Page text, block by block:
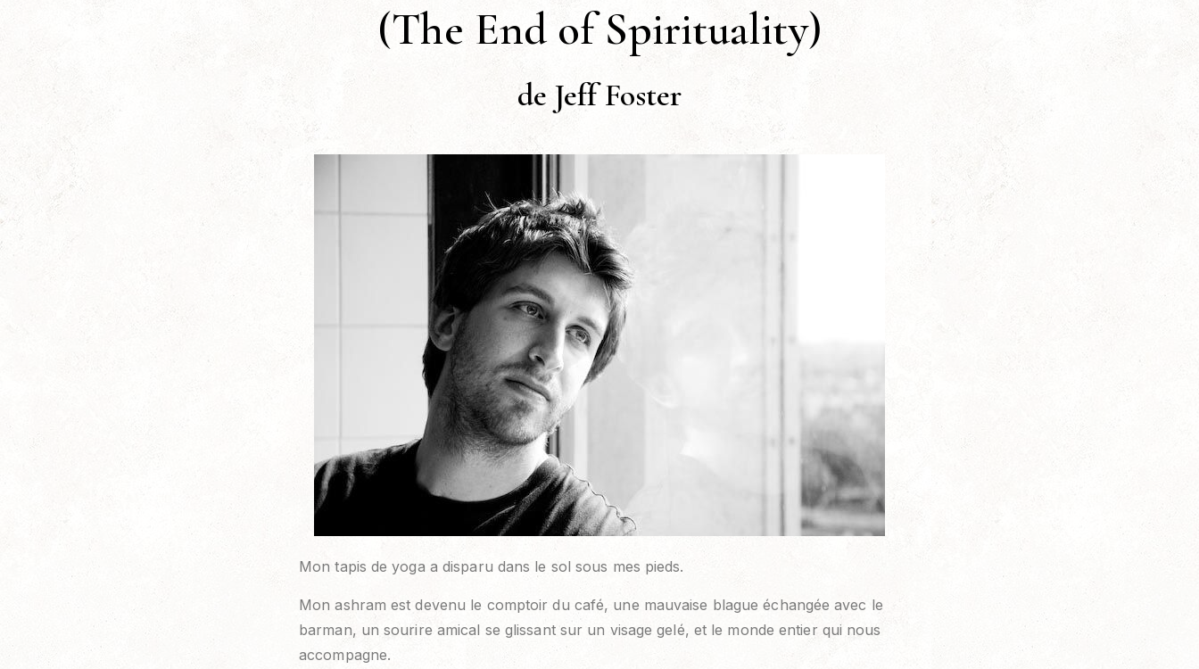
(The End of Spirituality)
de Jeff Foster
Mon tapis de yoga a disparu dans le sol sous mes pieds.
Mon ashram est devenu le comptoir du café, une mauvaise blague échangée avec le
barman, un sourire amical se glissant sur un visage gelé, et le monde entier qui nous
accompagne.